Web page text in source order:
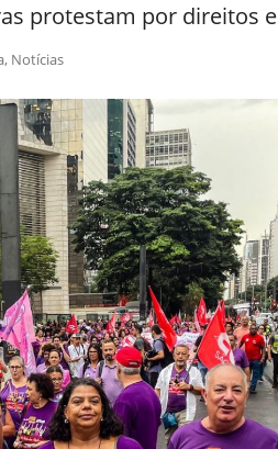
protestam por direitos
, Notícias